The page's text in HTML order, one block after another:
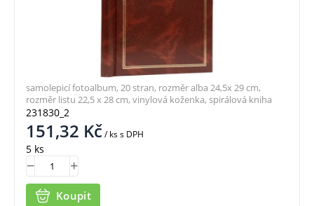
231830_2
151,32 Kč/ kss DPH
5 ks
Koupit
samolepicí fotoalbum, 20 stran, rozměr alba 24,5x 29 cm,
rozměr listu 22,5 x 28 cm, vinylová koženka, spirálová kniha